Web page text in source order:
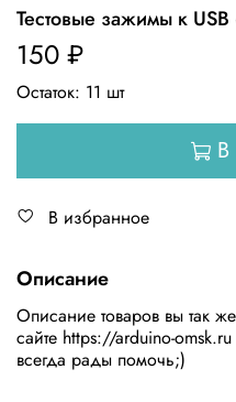
Тестовые зажимы к
150 ₽
Остаток: 11 шт
В
В избранное
Описание
Описание товаров вы так
сайте https://arduino-
вcегда рады помочь;)